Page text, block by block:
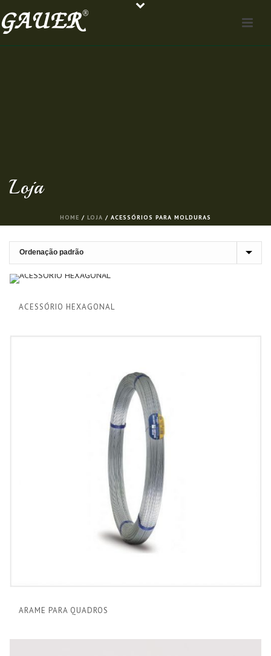
Loja
HOME / LOJA / ACESSÓRIOS PARA MOLDURAS
ACESSÓRIO HEXAGONAL
ARAME PARA QUADROS